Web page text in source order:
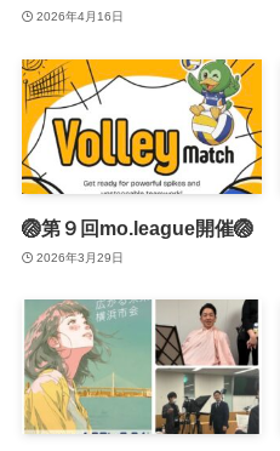
2026年4月16日
🏐第９回mo.league開催🏐
2026年3月29日